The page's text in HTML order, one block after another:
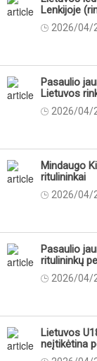
Lenkijoje
2026/04/
Pasaulio
Lietuvos
2026/04/
Mindaugo
ritulininkai
2026/04/
Pasaulio
ritulininkų
2026/04/
Lietuvos
neįtikėtina